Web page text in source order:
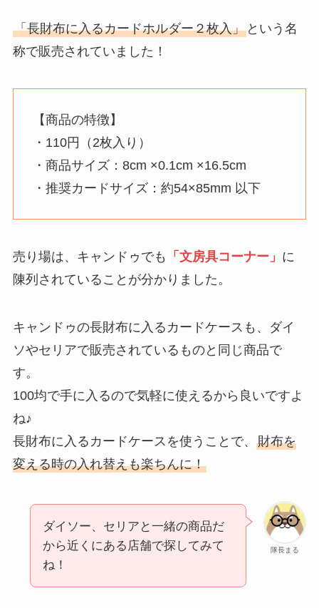
「長財布に入るカードホルダー２枚入」という名
称で販売されていました！
【商品の特徴】
・110円（2枚入り）
・商品サイズ：8cm ×0.1cm ×16.5cm
・推奨カードサイズ：約54×85mm 以下
売り場は、キャンドゥでも 「文房具コーナー」 に
陳列されていることが分かりました。
キャンドゥの長財布に入るカードケースも、ダイ
ソやセリアで販売されているものと同じ商品で
す。
100均で手に入るので気軽に使えるから良いですよ
ね♪
長財布に入るカードケースを使うことで、 財布を
変える時の入れ替えも楽ちんに！
隊長まる
ダイソー、セリアと一緒の商品だ
から近くにある店舗で探してみて
ね！